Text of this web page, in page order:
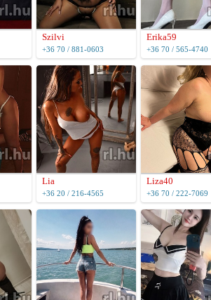
Szilvi
+36 70 / 881-0603
Erika59
+36 70 / 565-4740
Lia
+36 20 / 216-4565
Liza40
+36 70 / 222-7069